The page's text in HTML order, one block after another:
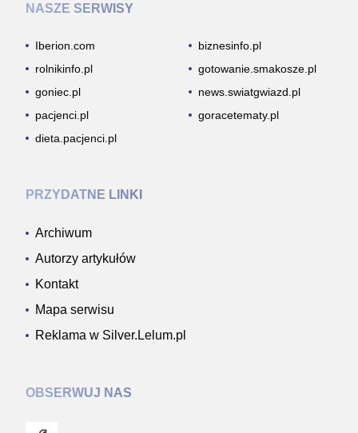
NASZE SERWISY
Iberion.com
biznesinfo.pl
rolnikinfo.pl
gotowanie.smakosze.pl
goniec.pl
news.swiatgwiazd.pl
pacjenci.pl
goracetematy.pl
dieta.pacjenci.pl
PRZYDATNE LINKI
Archiwum
Autorzy artykułów
Kontakt
Mapa serwisu
Reklama w Silver.Lelum.pl
OBSERWUJ NAS